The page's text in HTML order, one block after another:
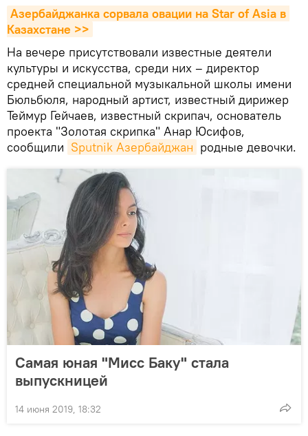
Азербайджанка сорвала овации на Star of Asia в
Казахстане >>
На вечере присутствовали известные деятели
культуры и искусства, среди них – директор
средней специальной музыкальной школы имени
Бюльбюля, народный артист, известный дирижер
Теймур Гейчаев, известный скрипач, основатель
проекта "Золотая скрипка" Анар Юсифов,
сообщили Sputnik Азербайджан родные девочки.
Самая юная "Мисс Баку" стала
выпускницей
14 июня 2019, 18:32